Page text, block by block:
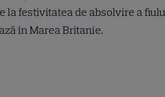
la festivitatea de absolvire a
în Marea Britanie.